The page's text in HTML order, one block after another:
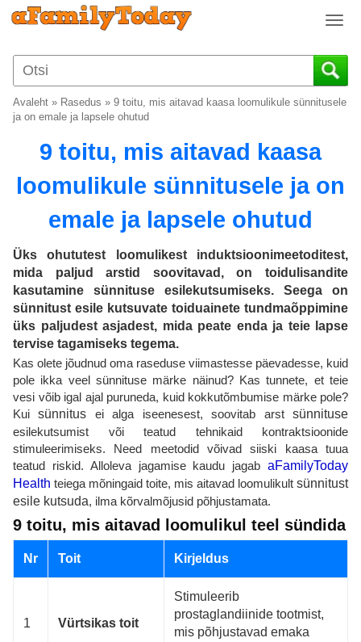
T
g
g
i
i
o
n
Avaleht » Rasedus » 9 toitu, mis aitavad kaasa loomulikule sünnitusele
ja on emale ja lapsele ohutud
9 toitu, mis aitavad kaasa
loomulikule sünnitusele ja on
emale ja lapsele ohutud
Üks ohututest loomulikest induktsioonimeetoditest,
mida paljud arstid soovitavad, on toidulisandite
kasutamine sünnituse esilekutsumiseks. Seega on
sünnitust esile kutsuvate toiduainete tundmaõppimine
üks paljudest asjadest, mida peate enda ja teie lapse
tervise tagamiseks tegema.
Kas olete jõudnud oma raseduse viimastesse päevadesse, kuid
pole ikka veel sünnituse märke näinud? Kas tunnete, et teie
vesi võib igal ajal puruneda, kuid kokkutõmbumise märke pole?
Kuisünnitus ei alga iseenesest, soovitab arstsünnituse
esilekutsumist või teatud tehnikaid kontraktsioonide
stimuleerimiseks. Need meetodid võivad siiski kaasa tuua
teatud riskid. Alloleva jagamise kaudu jagab aFamilyToday
Health teiega mõningaid toite, mis aitavad loomulikult sünnitust
esile kutsuda, ilma kõrvalmõjusid põhjustamata.
9 toitu, mis aitavad loomulikul teel sündida
Nr Toit Kirjeldus
1 Vürtsikas toit
Stimuleerib
prostaglandiinide tootmist,
mis põhjustavad emaka